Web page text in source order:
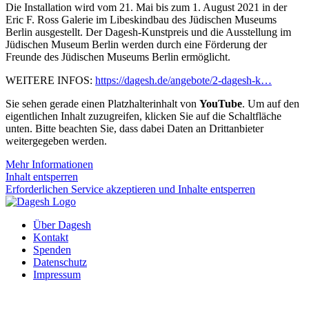
Die Installation wird vom 21. Mai bis zum 1. August 2021 in der
Eric F. Ross Galerie im Libeskindbau des Jüdischen Museums
Berlin ausgestellt. Der Dagesh-Kunstpreis und die Ausstellung im
Jüdischen Museum Berlin werden durch eine Förderung der
Freunde des Jüdischen Museums Berlin ermöglicht.
WEITERE INFOS: https://dagesh.de/angebote/2-dagesh-k…
Sie sehen gerade einen Platzhalterinhalt von YouTube. Um auf den
eigentlichen Inhalt zuzugreifen, klicken Sie auf die Schaltfläche
unten. Bitte beachten Sie, dass dabei Daten an Drittanbieter
weitergegeben werden.
Mehr Informationen
Inhalt entsperren
Erforderlichen Service akzeptieren und Inhalte entsperren
Über Dagesh
Kontakt
Spenden
Datenschutz
Impressum